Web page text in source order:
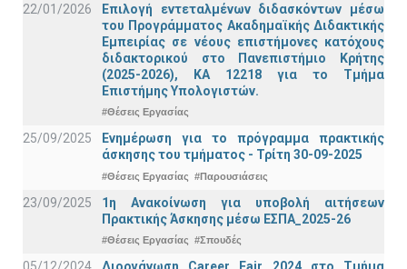
22/01/2026
Επιλογή εντεταλμένων διδασκόντων μέσω
του Προγράμματος Ακαδημαϊκής Διδακτικής
Εμπειρίας σε νέους επιστήμονες κατόχους
διδακτορικού στο Πανεπιστήμιο Κρήτης
(2025-2026), ΚΑ 12218 για το Τμήμα
Επιστήμης Υπολογιστών.
#Θέσεις Εργασίας
25/09/2025
Ενημέρωση για το πρόγραμμα πρακτικής
άσκησης του τμήματος - Τρίτη 30-09-2025
#Θέσεις Εργασίας #Παρουσιάσεις
23/09/2025
1η Ανακοίνωση για υποβολή αιτήσεων
Πρακτικής Άσκησης μέσω ΕΣΠΑ_2025-26
#Θέσεις Εργασίας #Σπουδές